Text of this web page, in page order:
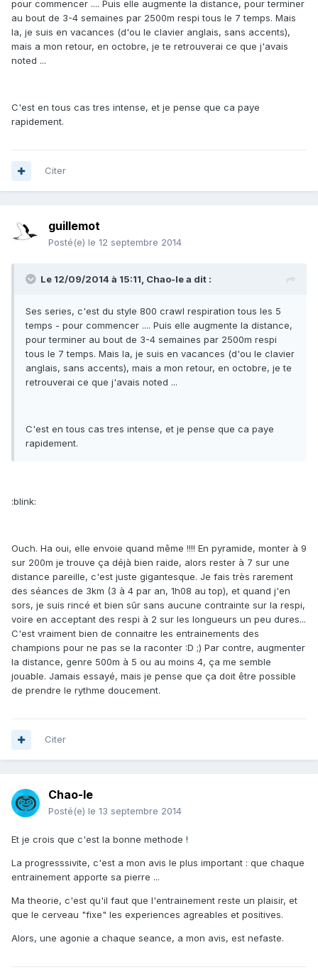
pour commencer .... Puis elle augmente la distance, pour terminer
au bout de 3-4 semaines par 2500m respi tous le 7 temps. Mais
la, je suis en vacances (d'ou le clavier anglais, sans accents),
mais a mon retour, en octobre, je te retrouverai ce que j'avais
noted ...
C'est en tous cas tres intense, et je pense que ca paye
rapidement.
Citer
guillemot
Posté(e) le 12 septembre 2014
Le 12/09/2014 à 15:11, Chao-le a dit :
Ses series, c'est du style 800 crawl respiration tous les 5
temps - pour commencer .... Puis elle augmente la distance,
pour terminer au bout de 3-4 semaines par 2500m respi
tous le 7 temps. Mais la, je suis en vacances (d'ou le clavier
anglais, sans accents), mais a mon retour, en octobre, je te
retrouverai ce que j'avais noted ...
C'est en tous cas tres intense, et je pense que ca paye
rapidement.
:blink:
Ouch. Ha oui, elle envoie quand même !!!! En pyramide, monter à 9
sur 200m je trouve ça déjà bien raide, alors rester à 7 sur une
distance pareille, c'est juste gigantesque. Je fais très rarement
des séances de 3km (3 à 4 par an, 1h08 au top), et quand j'en
sors, je suis rincé et bien sûr sans aucune contrainte sur la respi,
voire en acceptant des respi à 2 sur les longueurs un peu dures...
C'est vraiment bien de connaitre les entrainements des
champions pour ne pas se la raconter :D ;) Par contre, augmenter
la distance, genre 500m à 5 ou au moins 4, ça me semble
jouable. Jamais essayé, mais je pense que ça doit être possible
de prendre le rythme doucement.
Citer
Chao-le
Posté(e) le 13 septembre 2014
Et je crois que c'est la bonne methode !
La progresssivite, c'est a mon avis le plus important : que chaque
entrainement apporte sa pierre ...
Ma theorie, c'est qu'il faut que l'entrainement reste un plaisir, et
que le cerveau "fixe" les experiences agreables et positives.
Alors, une agonie a chaque seance, a mon avis, est nefaste.